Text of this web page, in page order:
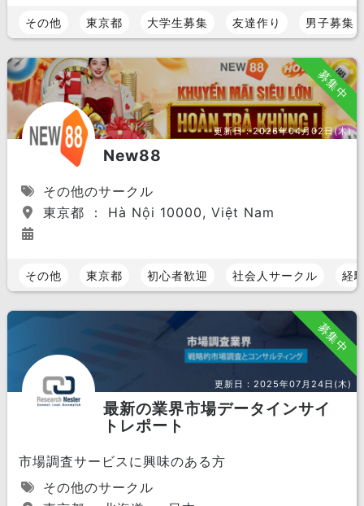
その他 東京都 大学生募集 友達作り 男子募集
募集中
更新日：2026年04月02日(木)
New88
その他のサークル
東京都 ： Hà Nội 10000, Việt Nam
その他 東京都 初心者歓迎 社会人サークル 経
募集中
更新日：2025年07月24日(木)
最新の業界市場データインサイ
トレポート
市場調査サービスに興味のある方
その他のサークル